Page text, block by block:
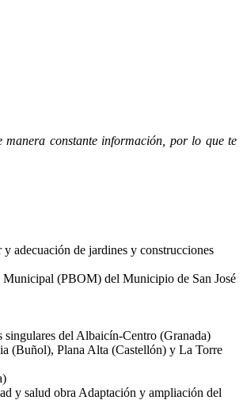
manera constante información, por lo que te
adecuación de jardines y construcciones
Municipal (PBOM) del Municipio de San José
singulares del Albaicín-Centro (Granada)
(Buñol), Plana Alta (Castellón) y La Torre
y salud obra Adaptación y ampliación del